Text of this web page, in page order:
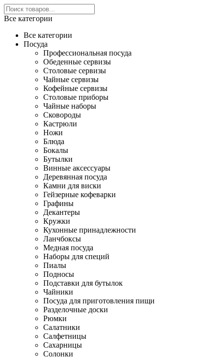
Все категории
Все категории
Посуда
Профессиональная посуда
Обеденные сервизы
Столовые сервизы
Чайные сервизы
Кофейные сервизы
Столовые приборы
Чайные наборы
Сковороды
Кастрюли
Ножи
Блюда
Бокалы
Бутылки
Винные аксессуары
Деревянная посуда
Камни для виски
Гейзерные кофеварки
Графины
Декантеры
Кружки
Кухонные принадлежности
Ланчбоксы
Медная посуда
Наборы для специй
Пиалы
Подносы
Подставки для бутылок
Чайники
Посуда для приготовления пищи
Разделочные доски
Рюмки
Салатники
Салфетницы
Сахарницы
Солонки